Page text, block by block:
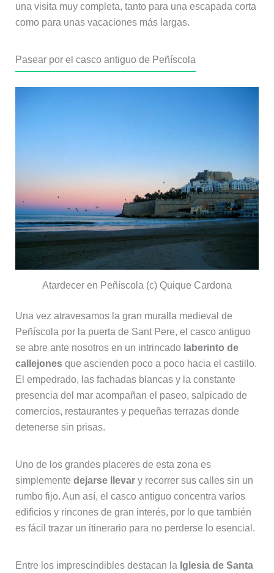
una visita muy completa, tanto para una escapada corta
como para unas vacaciones más largas.
Pasear por el casco antiguo de Peñíscola
Atardecer en Peñíscola (c) Quique Cardona
Una vez atravesamos la gran muralla medieval de
Peñíscola por la puerta de Sant Pere, el casco antiguo
se abre ante nosotros en un intrincado laberinto de
callejonesque ascienden poco a poco hacia el castillo.
El empedrado, las fachadas blancas y la constante
presencia del mar acompañan el paseo, salpicado de
comercios, restaurantes y pequeñas terrazas donde
detenerse sin prisas.
Uno de los grandes placeres de esta zona es
simplemente dejarse llevary recorrer sus calles sin un
rumbo fijo. Aun así, el casco antiguo concentra varios
edificios y rincones de gran interés, por lo que también
es fácil trazar un itinerario para no perderse lo esencial.
Entre los imprescindibles destacan la Iglesia de Santa